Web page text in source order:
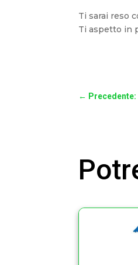
Ti sarai reso
Ti aspetto in
← Precedente: